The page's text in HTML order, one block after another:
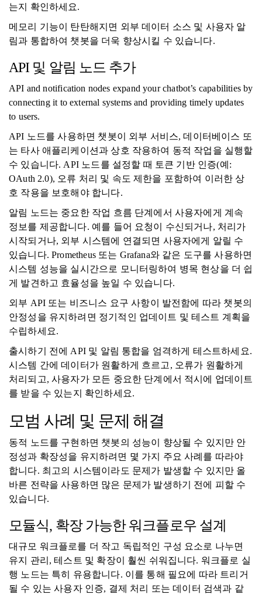
는지 확인하세요.
메모리 기능이 탄탄해지면 외부 데이터 소스 및 사용자 알
림과 통합하여 챗봇을 더욱 향상시킬 수 있습니다.
API 및 알림 노드 추가
API and notification nodes expand your chatbot’s capabilities by
connecting it to external systems and providing timely updates
to users.
API 노드를 사용하면 챗봇이 외부 서비스, 데이터베이스 또
는 타사 애플리케이션과 상호 작용하여 동적 작업을 실행할
수 있습니다. API 노드를 설정할 때 토큰 기반 인증(예:
OAuth 2.0), 오류 처리 및 속도 제한을 포함하여 이러한 상
호 작용을 보호해야 합니다.
알림 노드는 중요한 작업 흐름 단계에서 사용자에게 계속
정보를 제공합니다. 예를 들어 요청이 수신되거나, 처리가
시작되거나, 외부 시스템에 연결되면 사용자에게 알릴 수
있습니다. Prometheus 또는 Grafana와 같은 도구를 사용하면
시스템 성능을 실시간으로 모니터링하여 병목 현상을 더 쉽
게 발견하고 효율성을 높일 수 있습니다.
외부 API 또는 비즈니스 요구 사항이 발전함에 따라 챗봇의
안정성을 유지하려면 정기적인 업데이트 및 테스트 계획을
수립하세요.
출시하기 전에 API 및 알림 통합을 엄격하게 테스트하세요.
시스템 간에 데이터가 원활하게 흐르고, 오류가 원활하게
처리되고, 사용자가 모든 중요한 단계에서 적시에 업데이트
를 받을 수 있는지 확인하세요.
모범 사례 및 문제 해결
동적 노드를 구현하면 챗봇의 성능이 향상될 수 있지만 안
정성과 확장성을 유지하려면 몇 가지 주요 사례를 따라야
합니다. 최고의 시스템이라도 문제가 발생할 수 있지만 올
바른 전략을 사용하면 많은 문제가 발생하기 전에 피할 수
있습니다.
모듈식, 확장 가능한 워크플로우 설계
대규모 워크플로를 더 작고 독립적인 구성 요소로 나누면
유지 관리, 테스트 및 확장이 훨씬 쉬워집니다. 워크플로 실
행 노드는 특히 유용합니다. 이를 통해 필요에 따라 트리거
될 수 있는 사용자 인증, 결제 처리 또는 데이터 검색과 같